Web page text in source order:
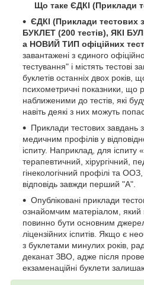
Що таке ЄДКІ (Приклади
ЄДКІ (Приклади тестових
БУКЛЕТ (200 тестів), ЯКІ
а НОВИЙ ТИП офіційних
завантажені з єдиного
тестування" і містять тестові
буклетів останніх двох років,
психометричні показники, що
наближеними до тестів, які
навіть деякі з них можуть
Приклади тестових завдань
медичним профілів у
іспиту. Наприклад, для
терапевтичний, хірургічний,
гінекологічний профілі та
відповідь завжди перший "А".
Опубліковані приклади
ознайомчим матеріалом, який
повинно бути основним
ліцензійних іспитів. Якщо є
з буклетами минулих років,
деканат ЗВО, адже після
екзаменаційні буклети